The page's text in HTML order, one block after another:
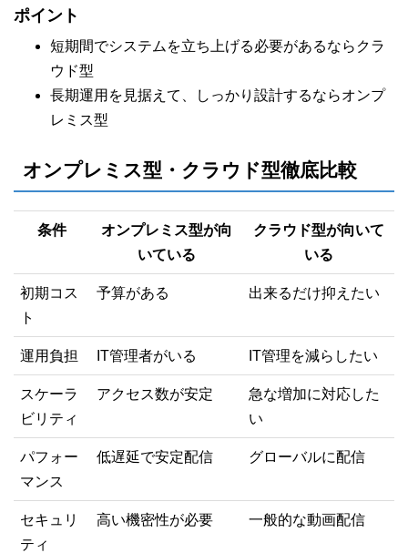
ポイント
短期間でシステムを立ち上げる必要があるならクラ
ウド型
長期運用を見据えて、しっかり設計するならオンプ
レミス型
オンプレミス型・クラウド型徹底比較
条件
オンプレミス型が向
いている
クラウド型が向いて
いる
初期コス
ト
予算がある 出来るだけ抑えたい
運用負担 IT管理者がいる IT管理を減らしたい
スケーラ
ビリティ
アクセス数が安定
急な増加に対応した
い
パフォー
マンス
低遅延で安定配信 グローバルに配信
セキュリ
ティ
高い機密性が必要 一般的な動画配信